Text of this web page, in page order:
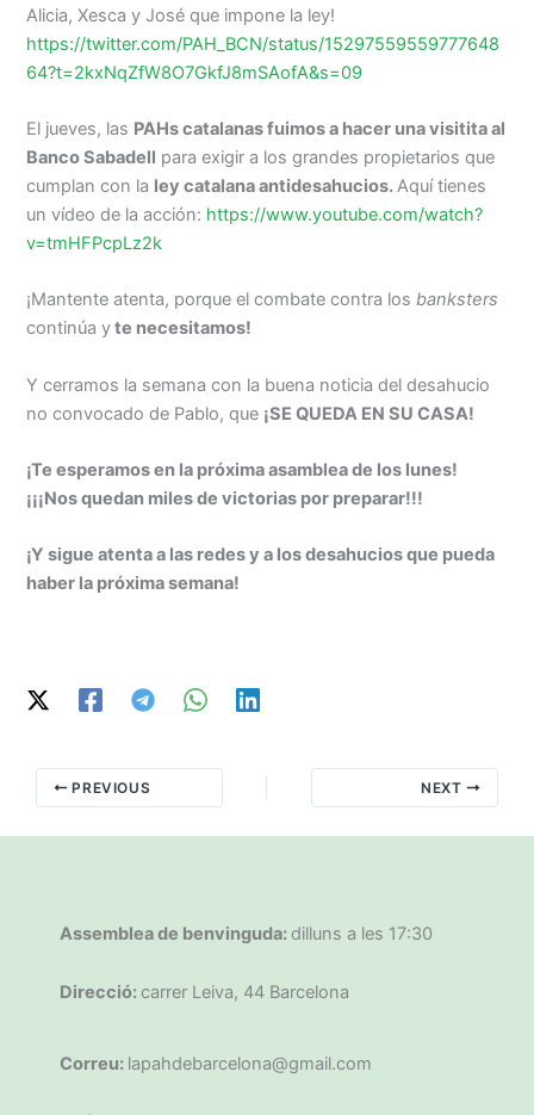
Alicia, Xesca y José que impone la ley!
https://twitter.com/PAH_BCN/status/15297559559777648
64?t=2kxNqZfW8O7GkfJ8mSAofA&s=09
El jueves, las PAHs catalanas fuimos a hacer una visitita al
Banco Sabadell para exigir a los grandes propietarios que
cumplan con la ley catalana antidesahucios.Aquí tienes
un vídeo de la acción: https://www.youtube.com/watch?
v=tmHFPcpLz2k
¡Mantente atenta, porque el combate contra losbanksters
continúa yte necesitamos!
Y cerramos la semana con la buena noticia del desahucio
no convocado de Pablo, que ¡SE QUEDA EN SU CASA!
¡Te esperamos en la próxima asamblea de los lunes!
¡¡¡Nos quedan miles de victorias por preparar!!!
¡Y sigue atenta a las redes y a los desahucios que pueda
haber la próxima semana!
PREVIOUS NEXT
Assemblea de benvinguda: dilluns a les 17:30
Direcció: carrer Leiva, 44 Barcelona
Correu: lapahdebarcelona@gmail.com